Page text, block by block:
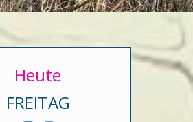
Heute
FREITAG